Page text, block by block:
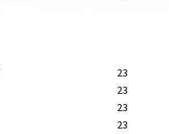
23
23
23
23